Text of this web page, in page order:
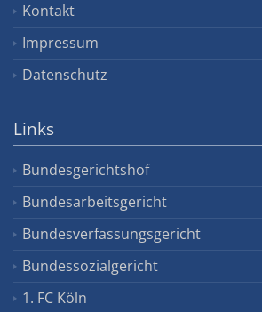
Kontakt
Impressum
Datenschutz
Links
Bundesgerichtshof
Bundesarbeitsgericht
Bundesverfassungsgericht
Bundessozialgericht
1. FC Köln